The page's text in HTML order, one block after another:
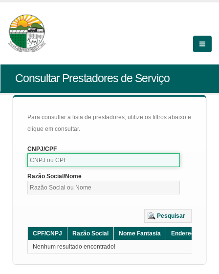
Consultar Prestadores de Serviço
Para consultar a lista de prestadores, utilize os filtros abaixo e
clique em consultar.
CNPJ/CPF
Razão Social/Nome
Pesquisar
CPF/CNPJ Razão Social Nome Fantasia Endereço
Nenhum resultado encontrado!